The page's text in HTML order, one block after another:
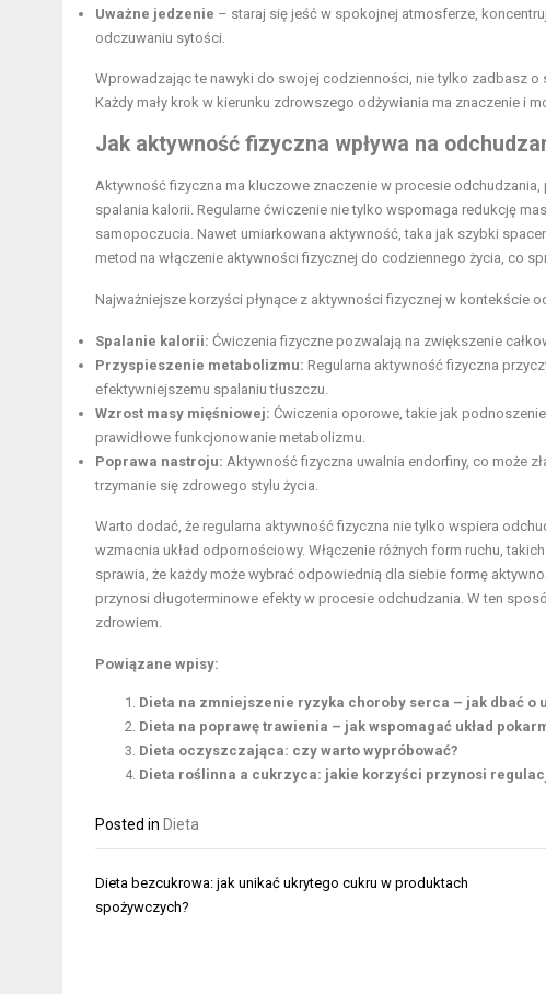
Uważne jedzenie – staraj się jeść w spokojnej atmosferze,
odczuwaniu sytości.
Wprowadzając te nawyki do swojej codzienności, nie tylko zadbasz
Każdy mały krok w kierunku zdrowszego odżywiania ma znaczenie i
Jak aktywność fizyczna wpływa na
Aktywność fizyczna ma kluczowe znaczenie w procesie
spalania kalorii. Regularne ćwiczenie nie tylko wspomaga redukcję
samopoczucia. Nawet umiarkowana aktywność, taka jak szybki
metod na włączenie aktywności fizycznej do codziennego życia, co
Najważniejsze korzyści płynące z aktywności fizycznej w kontekście
Spalanie kalorii: Ćwiczenia fizyczne pozwalają na zwiększenie
Przyspieszenie metabolizmu: Regularna aktywność fizyczna
efektywniejszemu spalaniu tłuszczu.
Wzrost masy mięśniowej: Ćwiczenia oporowe, takie jak
prawidłowe funkcjonowanie metabolizmu.
Poprawa nastroju: Aktywność fizyczna uwalnia endorfiny, co może
trzymanie się zdrowego stylu życia.
Warto dodać, że regularna aktywność fizyczna nie tylko wspiera
wzmacnia układ odpornościowy. Włączenie różnych form ruchu,
sprawia, że każdy może wybrać odpowiednią dla siebie formę
przynosi długoterminowe efekty w procesie odchudzania. W ten
zdrowiem.
Powiązane wpisy:
Dieta na zmniejszenie ryzyka choroby serca – jak dbać o
Dieta na poprawę trawienia – jak wspomagać układ
Dieta oczyszczająca: czy warto wypróbować?
Dieta roślinna a cukrzyca: jakie korzyści przynosi
Posted in Dieta
Nawigacja
wpisu
Dieta bezcukrowa: jak unikać ukrytego cukru w produktach
spożywczych?